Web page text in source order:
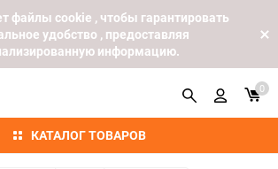
файлы cookie , чтобы гарантировать
удобство , предоставляя
информацию.
КАТАЛОГ ТОВАРОВ
0